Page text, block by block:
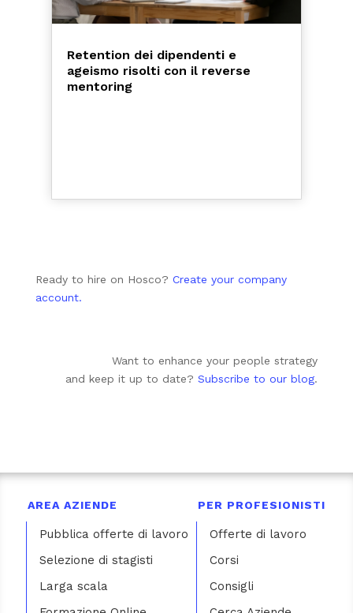
Retention dei dipendenti e
ageismo risolti con il reverse
mentoring
Ready to hire on Hosco? Create your company
account.
Want to enhance your people strategy
and keep it up to date?Subscribe to our blog.
AREA AZIENDE
Pubblica offerte di lavoro
Selezione di stagisti
Larga scala
PER PROFESIONISTI
Offerte di lavoro
Corsi
Consigli